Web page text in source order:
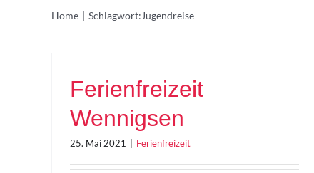
Home Schlagwort:Jugendreise
Ferienfreizeit
Wennigsen
25. Mai 2021 Ferienfreizeit